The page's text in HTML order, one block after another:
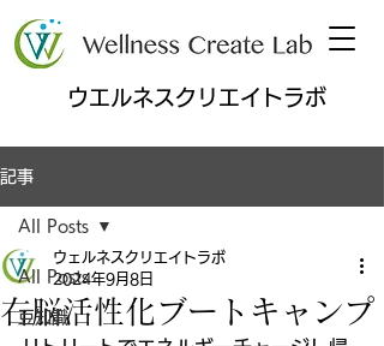
ウエルネスクリエイトラボ
記事
All Posts
豆知識
All Posts
右脳活性化ブートキャンプ
ウェルネスクリエイトラボ
2024年9月8日